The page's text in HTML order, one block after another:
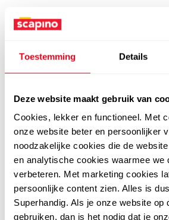
Toestemming Details
Deze website maakt gebruik van
Cookies, lekker en functioneel. Met
onze website beter en persoonlijker
noodzakelijke cookies die de
en analytische cookies waarmee we
verbeteren. Met marketing cookies
persoonlijke content zien. Alles is
Superhandig. Als je onze website op
gebruiken, dan is het nodig dat je